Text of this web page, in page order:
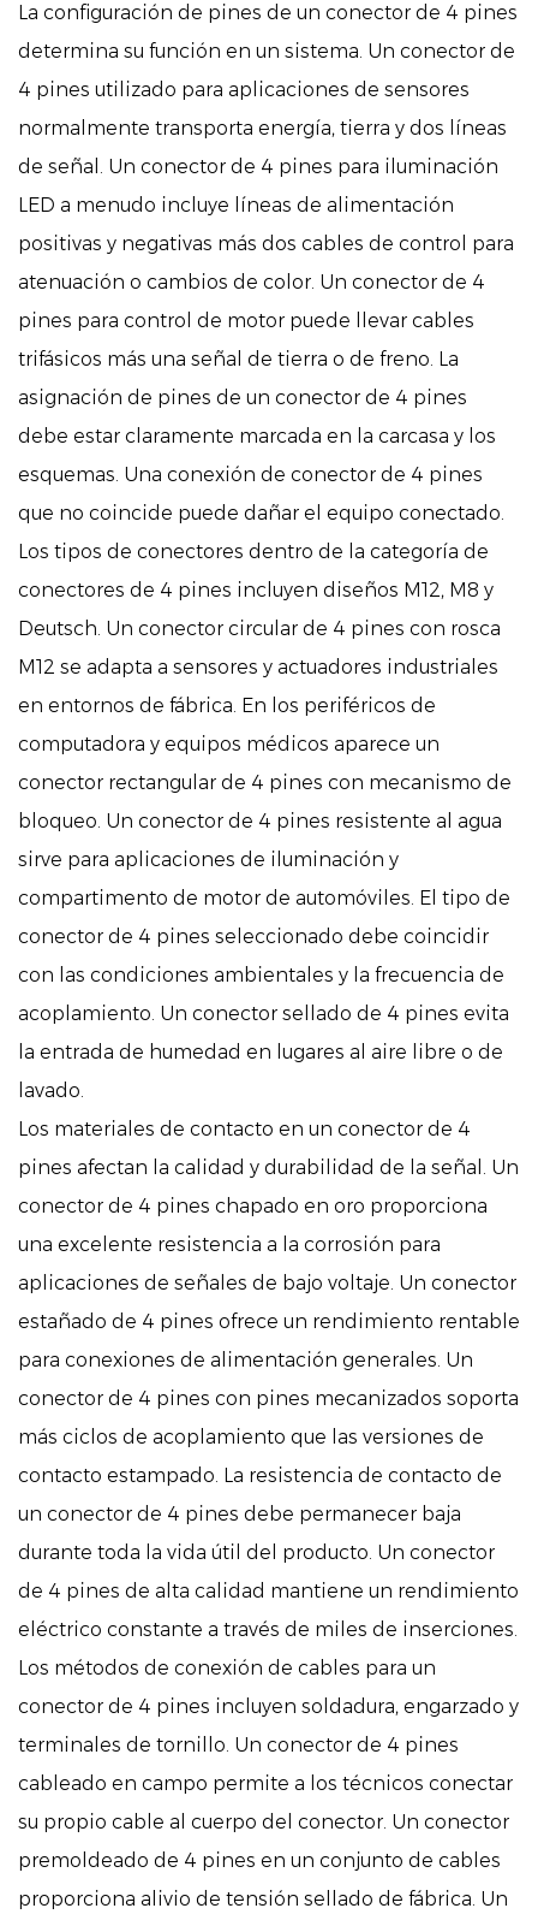
La configuración de pines de un conector de 4 pines
determina su función en un sistema. Un conector de
4 pines utilizado para aplicaciones de sensores
normalmente transporta energía, tierra y dos líneas
de señal. Un conector de 4 pines para iluminación
LED a menudo incluye líneas de alimentación
positivas y negativas más dos cables de control para
atenuación o cambios de color. Un conector de 4
pines para control de motor puede llevar cables
trifásicos más una señal de tierra o de freno. La
asignación de pines de un conector de 4 pines
debe estar claramente marcada en la carcasa y los
esquemas. Una conexión de conector de 4 pines
que no coincide puede dañar el equipo conectado.
Los tipos de conectores dentro de la categoría de
conectores de 4 pines incluyen diseños M12, M8 y
Deutsch. Un conector circular de 4 pines con rosca
M12 se adapta a sensores y actuadores industriales
en entornos de fábrica. En los periféricos de
computadora y equipos médicos aparece un
conector rectangular de 4 pines con mecanismo de
bloqueo. Un conector de 4 pines resistente al agua
sirve para aplicaciones de iluminación y
compartimento de motor de automóviles. El tipo de
conector de 4 pines seleccionado debe coincidir
con las condiciones ambientales y la frecuencia de
acoplamiento. Un conector sellado de 4 pines evita
la entrada de humedad en lugares al aire libre o de
lavado.
Los materiales de contacto en un conector de 4
pines afectan la calidad y durabilidad de la señal. Un
conector de 4 pines chapado en oro proporciona
una excelente resistencia a la corrosión para
aplicaciones de señales de bajo voltaje. Un conector
estañado de 4 pines ofrece un rendimiento rentable
para conexiones de alimentación generales. Un
conector de 4 pines con pines mecanizados soporta
más ciclos de acoplamiento que las versiones de
contacto estampado. La resistencia de contacto de
un conector de 4 pines debe permanecer baja
durante toda la vida útil del producto. Un conector
de 4 pines de alta calidad mantiene un rendimiento
eléctrico constante a través de miles de inserciones.
Los métodos de conexión de cables para un
conector de 4 pines incluyen soldadura, engarzado y
terminales de tornillo. Un conector de 4 pines
cableado en campo permite a los técnicos conectar
su propio cable al cuerpo del conector. Un conector
premoldeado de 4 pines en un conjunto de cables
proporciona alivio de tensión sellado de fábrica. Un